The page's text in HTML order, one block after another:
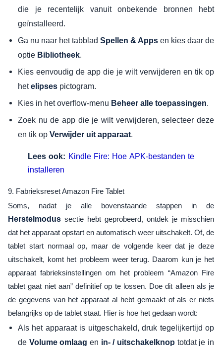
die je recentelijk vanuit onbekende bronnen hebt
geïnstalleerd.
Ga nu naar het tabblad Spellen & Apps en kies daar de
optie Bibliotheek.
Kies eenvoudig de app die je wilt verwijderen en tik op
hetelipses pictogram.
Kies in het overflow-menu Beheer alle toepassingen.
Zoek nu de app die je wilt verwijderen, selecteer deze
en tik op Verwijder uit apparaat.
Lees ook: Kindle Fire: Hoe APK-bestanden te
installeren
9. Fabrieksreset Amazon Fire Tablet
Soms, nadat je alle bovenstaande stappen in de
Herstelmodus sectie hebt geprobeerd, ontdek je misschien
dat het apparaat opstart en automatisch weer uitschakelt. Of, de
tablet start normaal op, maar de volgende keer dat je deze
uitschakelt, komt het probleem weer terug. Daarom kun je het
apparaat fabrieksinstellingen om het probleem “Amazon Fire
tablet gaat niet aan” definitief op te lossen. Doe dit alleen als je
de gegevens van het apparaat al hebt gemaakt of als er niets
belangrijks op de tablet staat. Hier is hoe het gedaan wordt:
Als het apparaat is uitgeschakeld, druk tegelijkertijd op
de Volume omlaag en in- / uitschakelknop totdat je in